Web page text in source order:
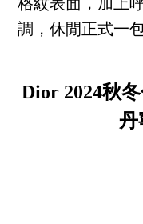
格紋表面，加上
調，休閒正式一
Dior 2024秋
丹